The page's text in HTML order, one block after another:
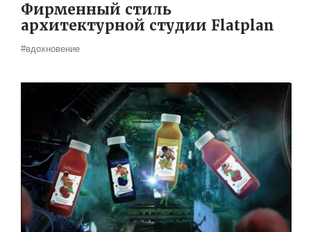
Фирменный стиль
архитектурной студии Flatplan
#вдохновение